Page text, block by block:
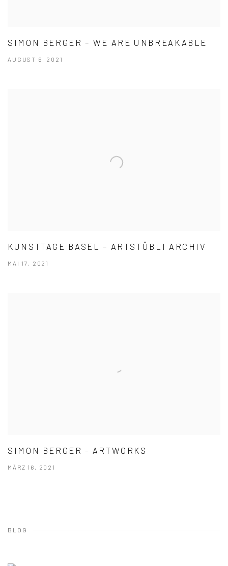
SIMON BERGER – WE ARE UNBREAKABLE
AUGUST 6, 2021
KUNSTTAGE BASEL – ARTSTÜBLI ARCHIV
MAI 17, 2021
SIMON BERGER - ARTWORKS
MÄRZ 16, 2021
BLOG